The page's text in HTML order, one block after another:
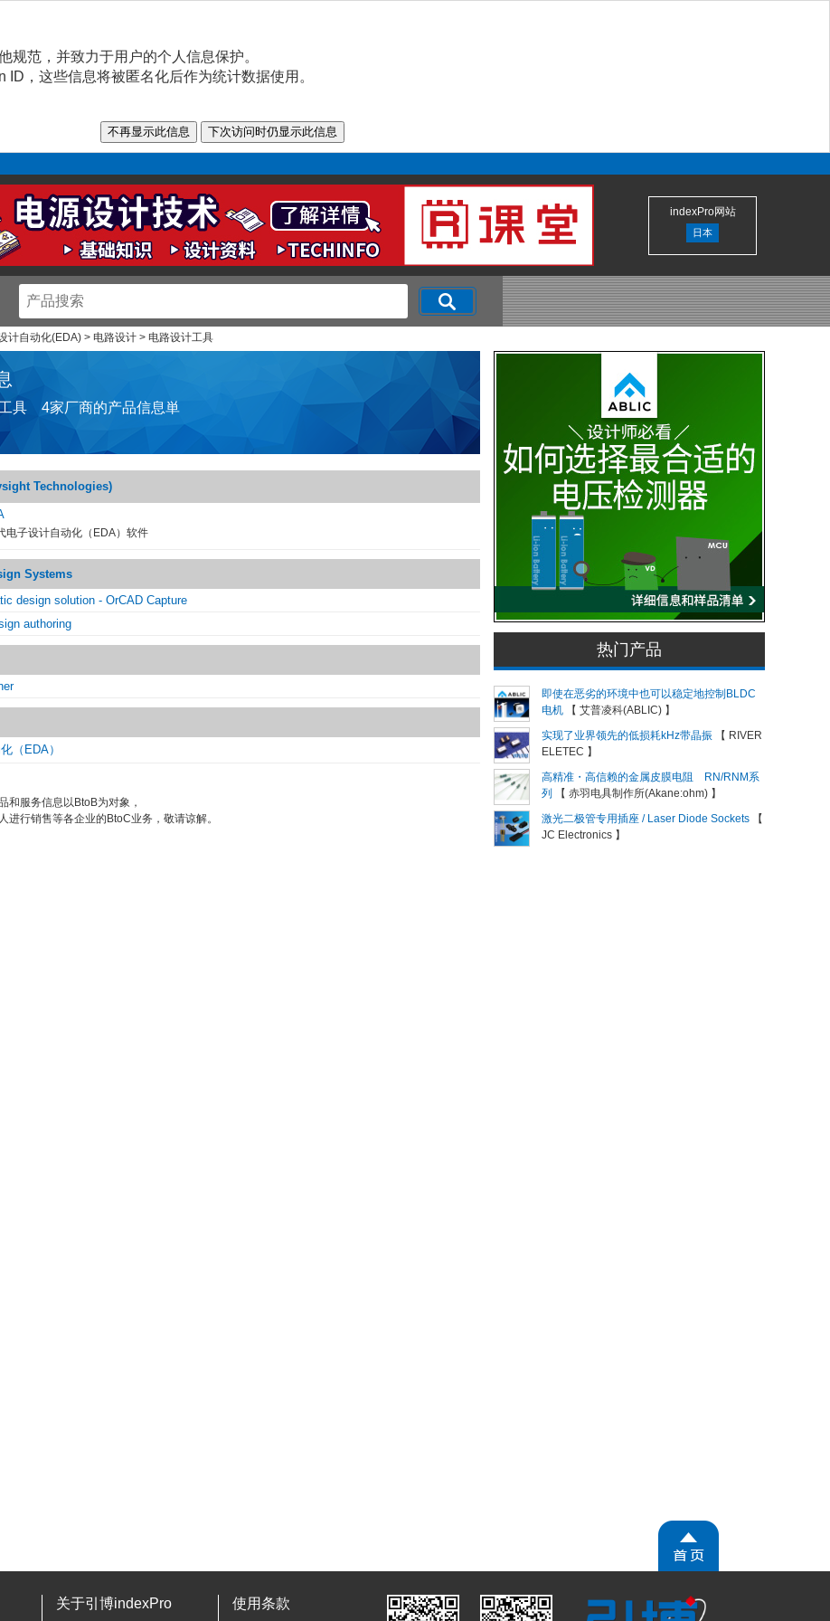
规范，并致力于用户的个人信息保护。
，这些信息将被匿名化后作为统计数据使用。
indexPro网站
日本
计自动化(EDA) > 电路设计 > 电路设计工具
具 4家厂商的产品信息単
Technologies)
电子设计自动化（EDA）软件
Systems
design solution - OrCAD Capture
authoring
（EDA）
和服务信息以BtoB为对象，
进行销售等各企业的BtoC业务，敬请谅解。
热门产品
即使在恶劣的环境中也可以稳定地控制BLDC
电机
【 艾普凌科(ABLIC) 】
实现了业界领先的低损耗kHz带晶振
【 RIVER
ELETEC 】
高精准・高信赖的金属皮膜电阻 RN/RNM系
列
【 赤羽电具制作所(Akane:ohm) 】
激光二极管专用插座 / Laser Diode Sockets
【
JC Electronics 】
关于引博indexPro 使用条款